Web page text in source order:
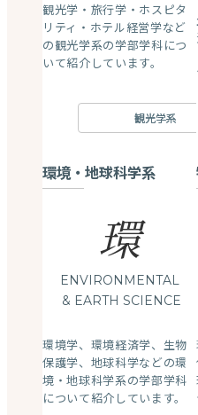
観光学・旅行学・ホスピタ
リティ・ホテル経営学など
の観光学系の学部学科につ
いて紹介しています。
観光学系
環境・地球科学系
環
ENVIRONMENTAL
& EARTH SCIENCE
環境学、環境経済学、生物
保護学、地球科学などの環
境・地球科学系の学部学科
について紹介しています。